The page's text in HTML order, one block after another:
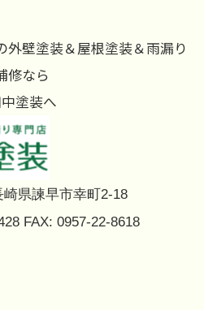
外壁塗装＆屋根塗装＆雨漏り
修なら
塗装へ
崎県諫早市幸町2-18
FAX: 0957-22-8618